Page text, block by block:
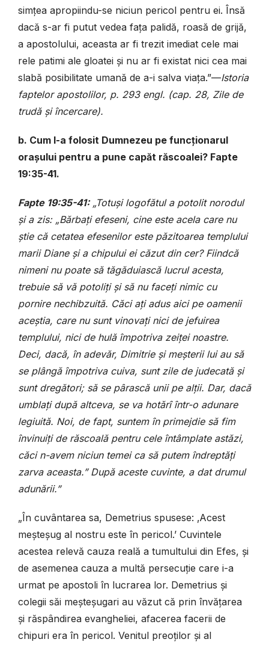
simțea apropiindu-se niciun pericol pentru ei. Însă
dacă s-ar fi putut vedea fața palidă, roasă de grijă,
a apostolului, aceasta ar fi trezit imediat cele mai
rele patimi ale gloatei și nu ar fi existat nici cea mai
slabă posibilitate umană de a-i salva viața.”—Istoria
faptelor apostolilor, p. 293 engl. (cap. 28, Zile de
trudă și încercare).
b. Cum l-a folosit Dumnezeu pe funcționarul
orașului pentru a pune capăt răscoalei? Fapte
19:35-41.
Fapte 19:35-41:„Totuși logofătul a potolit norodul
și a zis: „Bărbați efeseni, cine este acela care nu
știe că cetatea efesenilor este păzitoarea templului
marii Diane și a chipului ei căzut din cer? Fiindcă
nimeni nu poate să tăgăduiască lucrul acesta,
trebuie să vă potoliți și să nu faceți nimic cu
pornire nechibzuită. Căci ați adus aici pe oamenii
aceștia, care nu sunt vinovați nici de jefuirea
templului, nici de hulă împotriva zeiței noastre.
Deci, dacă, în adevăr, Dimitrie și meșterii lui au să
se plângă împotriva cuiva, sunt zile de judecată și
sunt dregători; să se pârască unii pe alții. Dar, dacă
umblați după altceva, se va hotărî într-o adunare
legiuită. Noi, de fapt, suntem în primejdie să fim
învinuiți de răscoală pentru cele întâmplate astăzi,
căci n-avem niciun temei ca să putem îndreptăți
zarva aceasta.” După aceste cuvinte, a dat drumul
adunării.”
„În cuvântarea sa, Demetrius spusese: ‚Acest
meșteșug al nostru este în pericol.’ Cuvintele
acestea relevă cauza reală a tumultului din Efes, și
de asemenea cauza a multă persecuție care i-a
urmat pe apostoli în lucrarea lor. Demetrius și
colegii săi meșteșugari au văzut că prin învățarea
și răspândirea evangheliei, afacerea facerii de
chipuri era în pericol. Venitul preoților și al